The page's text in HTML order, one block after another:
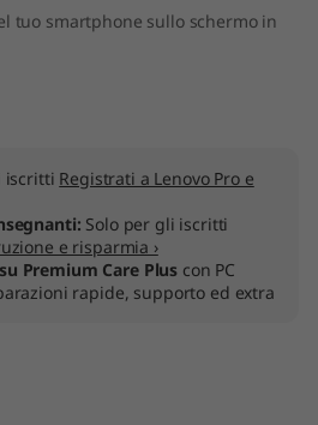
tuo smartphone sullo schermo in
iscritti Registrati a Lenovo Pro e
Solo per gli iscritti
e risparmia ›
Premium Care Plus con PC
rapide, supporto ed extra